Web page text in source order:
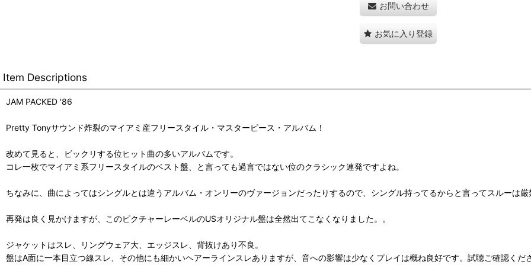
お問い合わせ
お気に入り登録
Item Descriptions
JAM PACKED '86
Pretty Tonyサウンド炸裂のマイアミ産フリースタイル・マスターピース・アルバム！
改めて見ると、ビックリする位ヒット曲の多いアルバムです。
コレ一枚でマイアミ系フリースタイルのベスト盤、と言っても過言ではない位のクラシック連発ですよね。
ちなみに、曲によってはシングルとは違うアルバム・オンリーのヴァージョンだったりするので、シングル持ってるからと言ってスルーは厳
再発は良く見かけますが、このピクチャーレーベルのUSオリジナル盤は全然出てこなくなりました。。
ジャケットはスレ、リングウェア大、エッジスレ、背抜けあり不良。
盤はA面に一本目立つ線スレ、その他にも細かいヘアーラインスレありますが、音への影響は少なくプレイは概ね良好です。試聴ご確認くださ